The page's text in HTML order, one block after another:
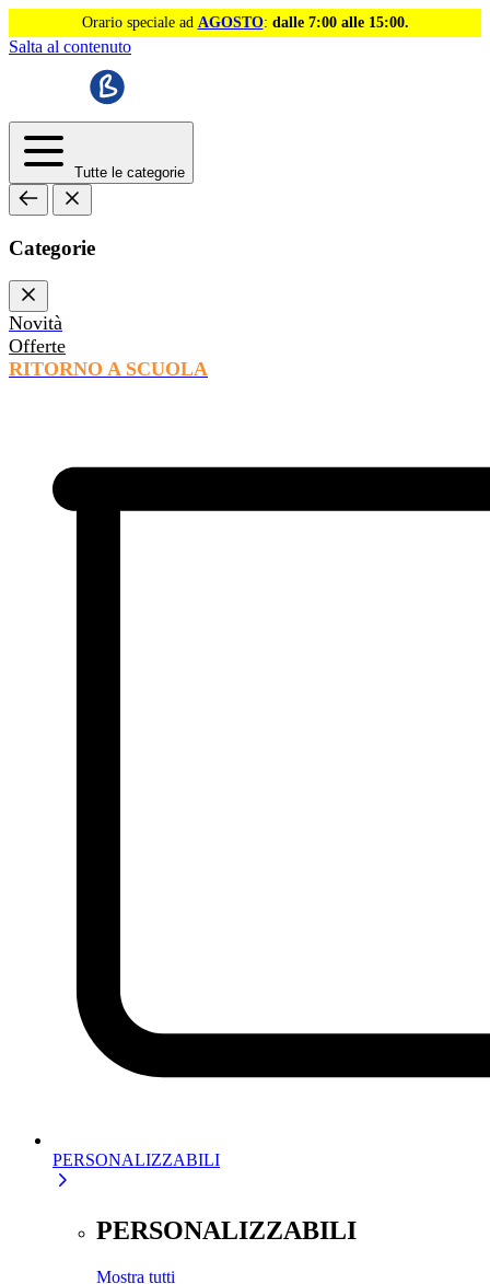
Orario speciale ad AGOSTO: dalle 7:00 alle 15:00.
Salta al contenuto
Tutte le categorie
Categorie
Novità
Offerte
RITORNO A SCUOLA
PERSONALIZZABILI
PERSONALIZZABILI
Mostra tutti